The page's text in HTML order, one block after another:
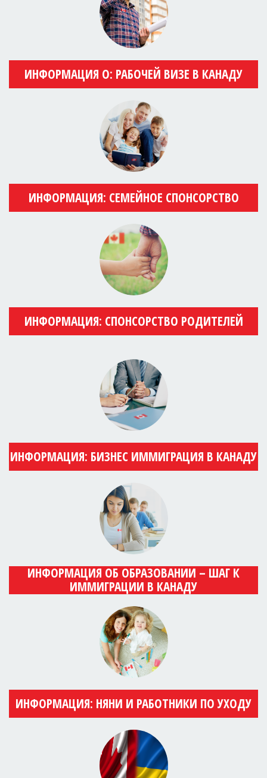
ИНФОРМАЦИЯ О: РАБОЧЕЙ ВИЗЕ В КАНАДУ
ИНФОРМАЦИЯ: СЕМЕЙНОЕ СПОНСОРСТВО
ИНФОРМАЦИЯ: СПОНСОРСТВО РОДИТЕЛЕЙ
ИНФОРМАЦИЯ: БИЗНЕС ИММИГРАЦИЯ В КАНАДУ
ИНФОРМАЦИЯ ОБ ОБРАЗОВАНИИ – ШАГ К
ИММИГРАЦИИ В КАНАДУ
ИНФОРМАЦИЯ: НЯНИ И РАБОТНИКИ ПО УХОДУ